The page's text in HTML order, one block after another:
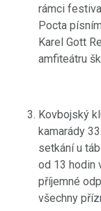
rámci
Pocta
Karel Gott
amfiteátru
Kovbojský
kamarády
setkání u
od 13 hodin
příjemné
všechny